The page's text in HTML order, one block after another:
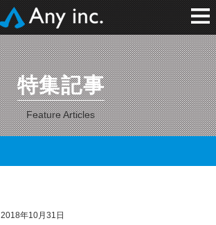
特集記事
Feature Articles
2018年10月31日